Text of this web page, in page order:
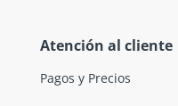
Atención al cliente
Pagos y Precios